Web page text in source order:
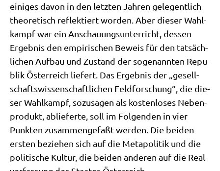
eini­ges davon in den letz­ten Jah­ren gele­gent­lich
theo­re­tisch reflek­tiert wor­den. Aber die­ser Wahl­
kampf war ein Anschau­ungs­un­ter­richt, des­sen
Ergeb­nis den empi­ri­schen Beweis für den tat­säch­
li­chen Auf­bau und Zustand der soge­nann­ten Repu­
blik Öster­reich lie­fert. Das Ergeb­nis der „gesell­
schafts­wis­sen­schaft­li­chen Feld­for­schung“, die die­
ser Wahl­kampf, sozu­sa­gen als kosten­lo­ses Neben­
pro­dukt, ablie­fer­te, soll im Fol­gen­den in vier
Punk­ten zusam­men­ge­faßt wer­den. Die bei­den
ersten bezie­hen sich auf die Meta­po­li­tik und die
poli­ti­sche Kul­tur, die bei­den ande­ren auf die Real­